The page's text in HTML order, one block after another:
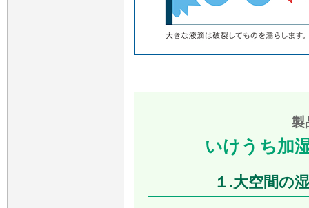
製
いけうち加
１.大空間の